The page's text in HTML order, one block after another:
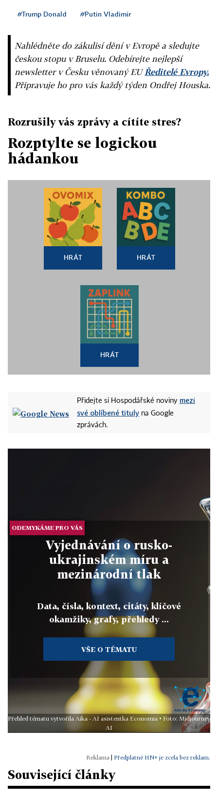
#Trump Donald #Putin Vladimir
Nahlédněte do zákulisí dění v Evropě a sledujte
českou stopu v Bruselu. Odebírejte nejlepší
newsletter v Česku věnovaný EUŘeditelé Evropy.
Připravuje ho pro vás každý týden Ondřej Houska.
Rozrušily vás zprávy a cítíte stres?
Rozptylte se logickou
hádankou
HRÁT HRÁT
HRÁT
Přidejte si Hospodářské noviny mezi
své oblíbené tituly na Google
zprávách.
ODEMYKÁME PRO VÁS
Vyjednávání o rusko-
ukrajinském míru a
mezinárodní tlak
Data, čísla, kontext, citáty, klíčové
okamžiky, grafy, přehledy ...
VŠE O TÉMATU
Přehled tématu vytvořila Aika - AI asistentka Economia • Foto: Midjourney
AI
Předplatné HN+ je zcela bez reklam.
Související články